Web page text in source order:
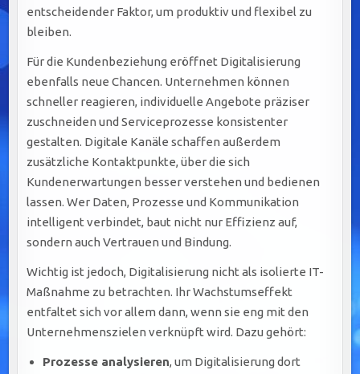
entscheidender Faktor, um produktiv und flexibel zu
bleiben.
Für die Kundenbeziehung eröffnet Digitalisierung
ebenfalls neue Chancen. Unternehmen können
schneller reagieren, individuelle Angebote präziser
zuschneiden und Serviceprozesse konsistenter
gestalten. Digitale Kanäle schaffen außerdem
zusätzliche Kontaktpunkte, über die sich
Kundenerwartungen besser verstehen und bedienen
lassen. Wer Daten, Prozesse und Kommunikation
intelligent verbindet, baut nicht nur Effizienz auf,
sondern auch Vertrauen und Bindung.
Wichtig ist jedoch, Digitalisierung nicht als isolierte IT-
Maßnahme zu betrachten. Ihr Wachstumseffekt
entfaltet sich vor allem dann, wenn sie eng mit den
Unternehmenszielen verknüpft wird. Dazu gehört:
Prozesse analysieren, um Digitalisierung dort